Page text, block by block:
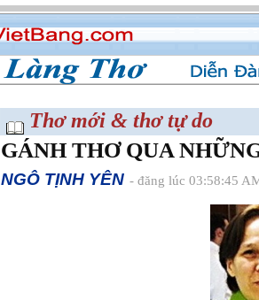
Thơ mới & thơ tự do
GÁNH THƠ QUA
NGÔ TỊNH YÊN - đăng lúc 03:58:45